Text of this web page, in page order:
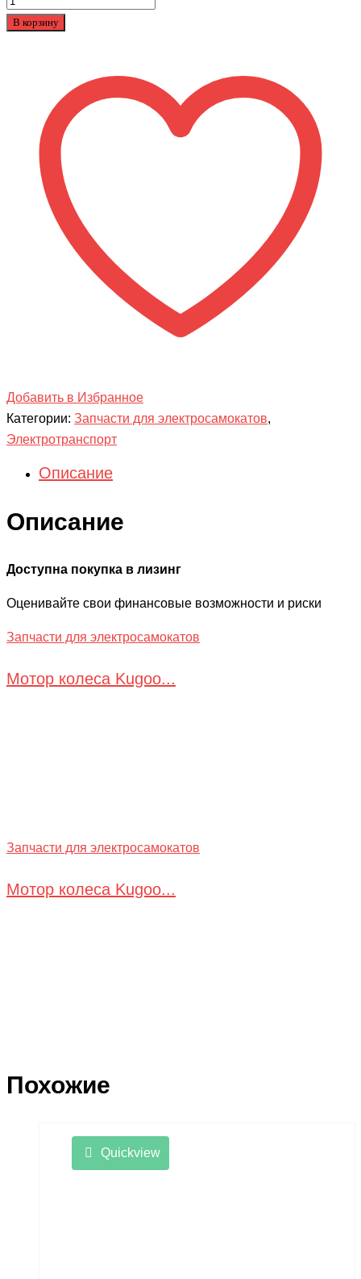
товара
В корзину
Добавить в Избранное
Категории: Запчасти для электросамокатов,
Электротранспорт
Описание
Описание
Доступна покупка в лизинг
Оценивайте свои финансовые возможности и риски
Запчасти для электросамокатов
Мотор колеса Kugoo...
Запчасти для электросамокатов
Мотор колеса Kugoo...
Похожие
Quickview